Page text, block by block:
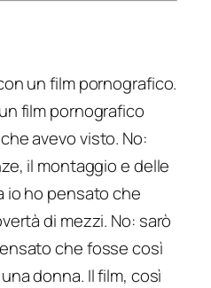
un film pornografico.
film pornografico
avevo visto. No:
il montaggio e delle
io ho pensato che
di mezzi. No: sarò
che fosse così
donna. Il film, così